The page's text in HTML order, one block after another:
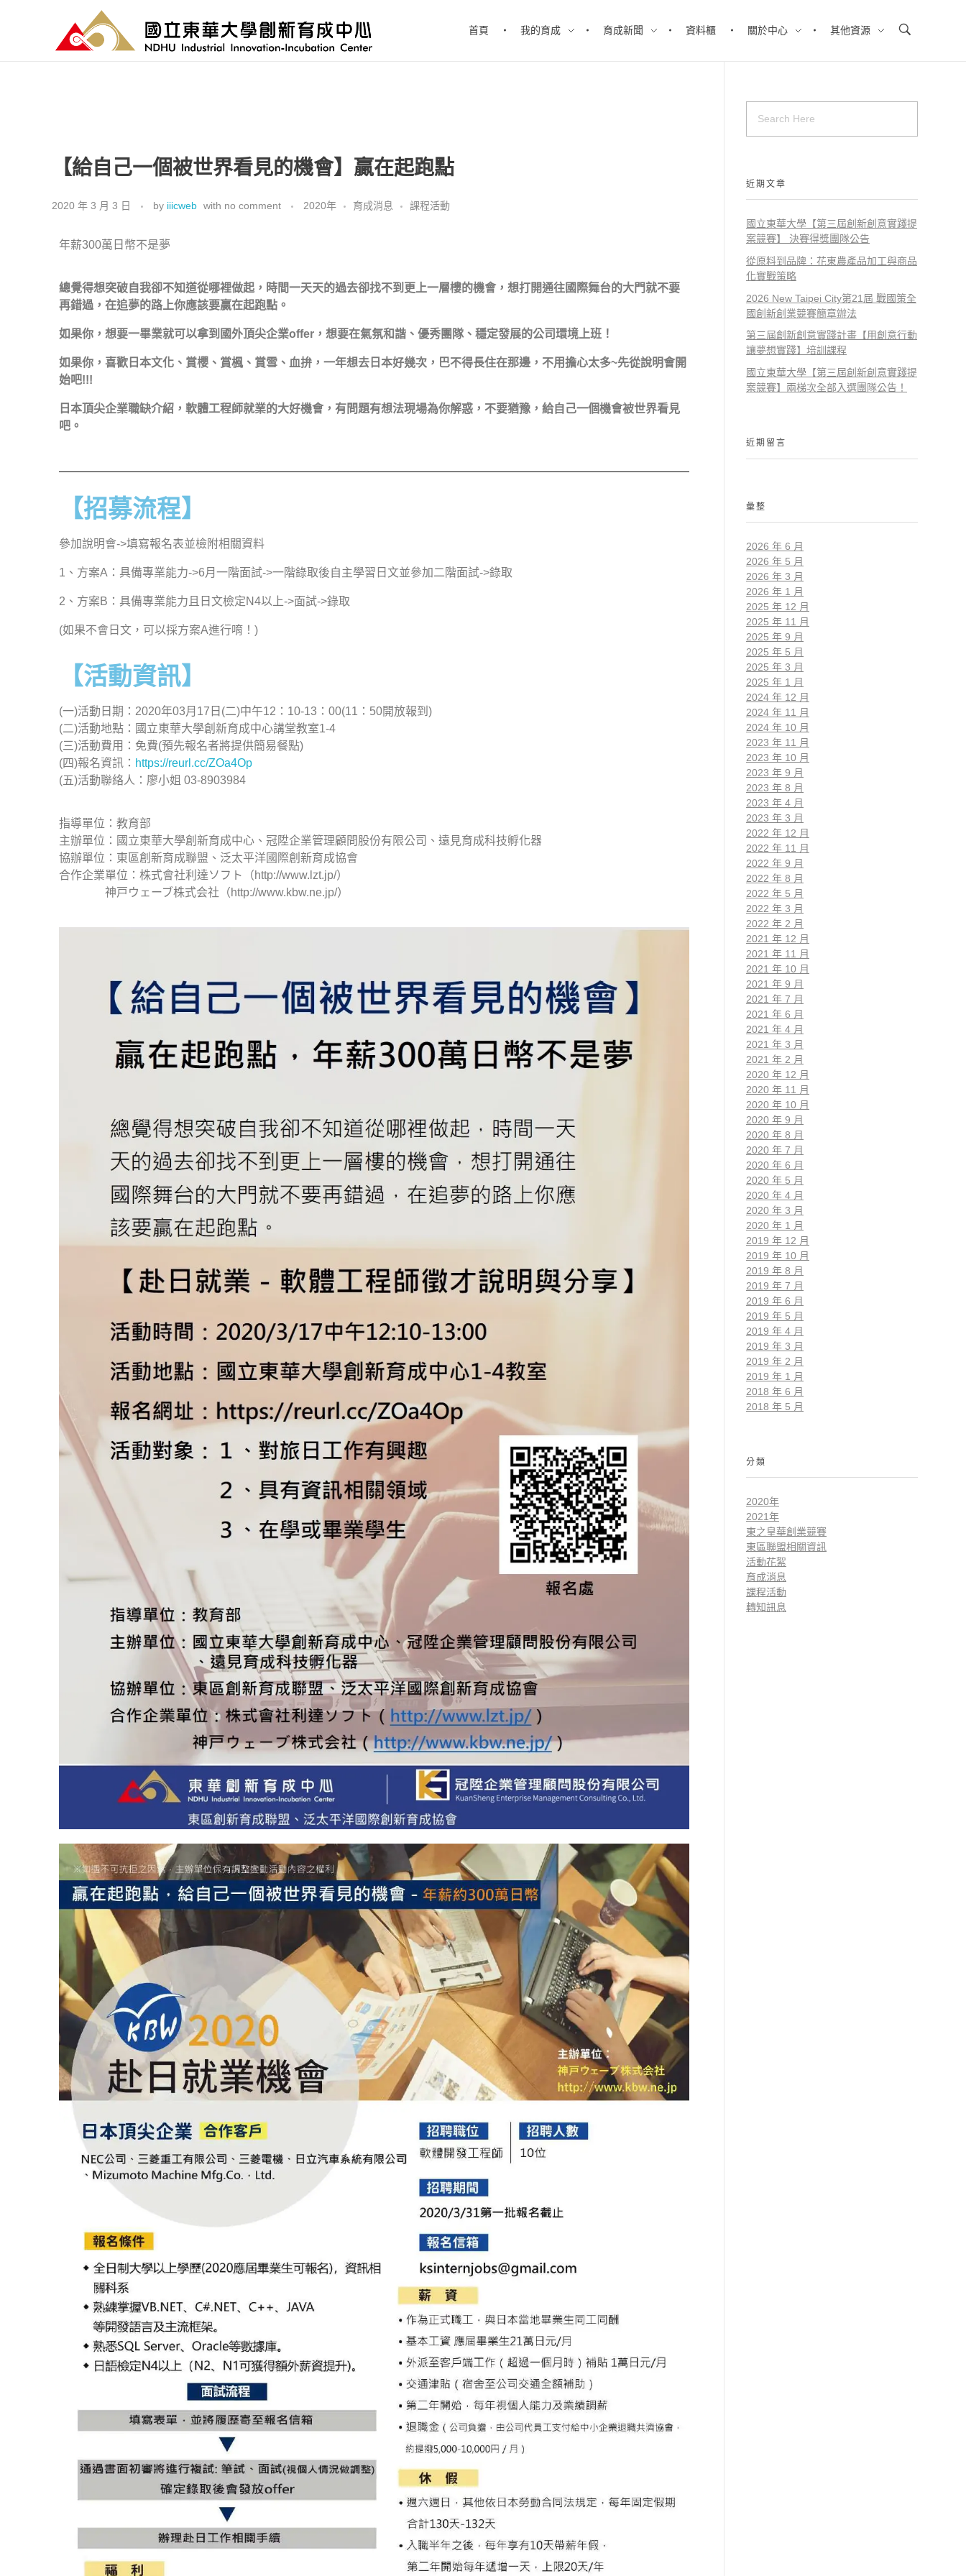
首頁 我的育成 育成新聞 資料櫃 關於中心 其他資源
【給自己一個被世界看見的機會】贏在起跑點
2020 年 3 月 3 日 by iiicweb with no comment 2020年 育成消息 課程活動
年薪300萬日幣不是夢
總覺得想突破自我卻不知道從哪裡做起，​時間一天天的過去卻找不到更上一層樓的機會，想打開通往國際舞台的大門就不要
再錯過，在追夢的路上你應該要贏在起跑點。
如果你，想要一畢業就可以拿到國外頂尖企業offer，想要在氣氛和諧、優秀團隊、穩定發展的公司環境上班！
如果你，喜歡日本文化、賞櫻、賞楓、賞雪、血拚，一年想去日本好幾次，巴不得長住在那邊，不用擔心太多~先從說明會開
始吧!!!
日本頂尖企業職缺介紹，軟體工程師就業的大好機會，有問題有想法現場為你解惑，不要猶豫，給自己一個機會被世界看見
吧。
【招募流程】
參加說明會->填寫報名表並檢附相關資料
1、方案A：具備專業能力->6月一階面試->一階錄取後自主學習日文並參加二階面試->錄取
2、方案B：具備專業能力且日文檢定N4以上->面試->錄取
(如果不會日文，可以採方案A進行唷！)
【活動資訊】
(一)活動日期：2020年03月17日(二)中午12：10-13：00(11：50開放報到)
(二)活動地點：國立東華大學創新育成中心講堂教室1-4
(三)活動費用：免費(預先報名者將提供簡易餐點)
(四)報名資訊： https://reurl.cc/ZOa4Op
(五)活動聯絡人：廖小姐 03-8903984
指導單位：教育部
主辦單位：國立東華大學創新育成中心、冠陞企業管理顧問股份有限公司、遠見育成科技孵化器
協辦單位：東區創新育成聯盟、泛太平洋國際創新育成協會
合作企業單位：株式會社利達ソフト（http://www.lzt.jp/）
神戸ウェーブ株式会社（http://www.kbw.ne.jp/）
近期文章
國立東華大學【第三屆創新創意實踐提
案競賽】 決賽得獎團隊公告
從原料到品牌：花東農產品加工與商品
化實戰策略
2026 New Taipei City第21屆 戰國策全
國創新創業競賽簡章辦法
第三屆創新創意實踐計畫【用創意行動
讓夢想實踐】培訓課程
國立東華大學【第三屆創新創意實踐提
案競賽】兩梯次全部入選團隊公告！
近期留言
彙整
2026 年 6 月
2026 年 5 月
2026 年 3 月
2026 年 1 月
2025 年 12 月
2025 年 11 月
2025 年 9 月
2025 年 5 月
2025 年 3 月
2025 年 1 月
2024 年 12 月
2024 年 11 月
2024 年 10 月
2023 年 11 月
2023 年 10 月
2023 年 9 月
2023 年 8 月
2023 年 4 月
2023 年 3 月
2022 年 12 月
2022 年 11 月
2022 年 9 月
2022 年 8 月
2022 年 5 月
2022 年 3 月
2022 年 2 月
2021 年 12 月
2021 年 11 月
2021 年 10 月
2021 年 9 月
2021 年 7 月
2021 年 6 月
2021 年 4 月
2021 年 3 月
2021 年 2 月
2020 年 12 月
2020 年 11 月
2020 年 10 月
2020 年 9 月
2020 年 8 月
2020 年 7 月
2020 年 6 月
2020 年 5 月
2020 年 4 月
2020 年 3 月
2020 年 1 月
2019 年 12 月
2019 年 10 月
2019 年 8 月
2019 年 7 月
2019 年 6 月
2019 年 5 月
2019 年 4 月
2019 年 3 月
2019 年 2 月
2019 年 1 月
2018 年 6 月
2018 年 5 月
分類
2020年
2021年
東之皇華創業競賽
東區聯盟相關資訊
活動花絮
育成消息
課程活動
轉知訊息